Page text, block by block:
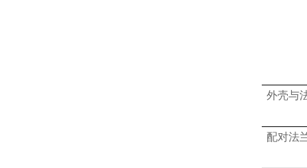
外壳与
配对法